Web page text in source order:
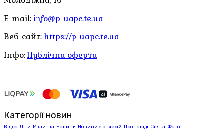
E-mail: info@p-uapc.te.ua
Веб-сайт: https://p-uapc.te.ua
Інфо:Публічна оферта
Категорії новин
Відео Діти Молитва Новини Новини з єпархій Проповіді Свята Фото